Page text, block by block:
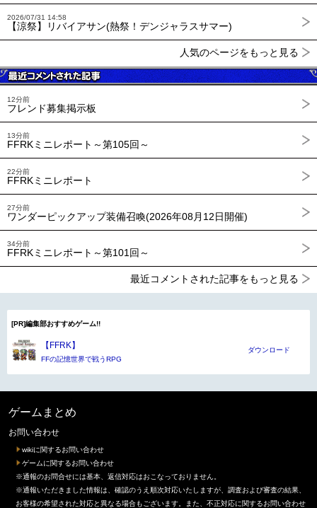
2026/07/31 14:58
【涼祭】リバイアサン(熱祭！デンジャラスサマー)
人気のページをもっと見る
12分前
フレンド募集掲示板
13分前
FFRKミニレポート～第105回～
22分前
FFRKミニレポート
27分前
ワンダーピックアップ装備召喚(2026年08月12日開催)
34分前
FFRKミニレポート～第101回～
最近コメントされた記事をもっと見る
[PR]編集部おすすめゲーム!!
【FFRK】
FFの記憶世界で戦うRPG
ダウンロード
ゲームまとめ
お問い合わせ
wikiに関するお問い合わせ
ゲームに関するお問い合わせ
※通報のお問合せには基本、返信対応はおこなっておりません。
※通報いただきました情報は、確認のうえ順次対応いたしますが、調査および審査の結果、
お客様の希望された対応と異なる場合もございます。また、不正対応に関するお問い合わせ